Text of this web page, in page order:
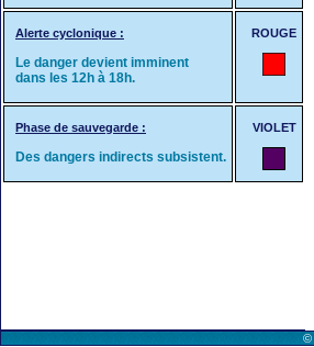
Alerte cyclonique :
Le danger devient imminent
dans les 12h à 18h.
ROUGE
Phase de sauvegarde :
Des dangers indirects subsistent.
VIOLET
©